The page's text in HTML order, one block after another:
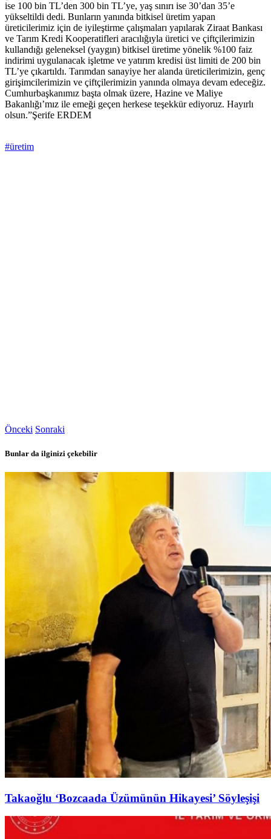
ise 100 bin TL’den 300 bin TL’ye, yaş sınırı ise 30’dan 35’e
yükseltildi dedi. Bunların yanında bitkisel üretim yapan
üreticilerimiz için de iyileştirme çalışmaları yapılarak Ziraat Bankası
ve Tarım Kredi Kooperatifleri aracılığıyla üretici ve çiftçilerimizin
kullandığı geleneksel (yaygın) bitkisel üretime yönelik %100 faiz
indirimi uygulanacak işletme ve yatırım kredisi üst limiti de 200 bin
TL’ye çıkartıldı. Tarımdan sanayiye her alanda üreticilerimizin, genç
girişimcilerimizin ve çiftçilerimizin yanında olmaya devam edeceğiz.
Cumhurbaşkanımız başta olmak üzere, Hazine ve Maliye
Bakanlığı’mız ile emeği geçen herkese teşekkür ediyoruz. Hayırlı
olsun.”Şerife ERDEM
#üretim
Önceki Sonraki
Bunlar da ilginizi çekebilir
Takaoğlu ‘Bozcaada Üzümünün Hikayesi’ Söyleşişi